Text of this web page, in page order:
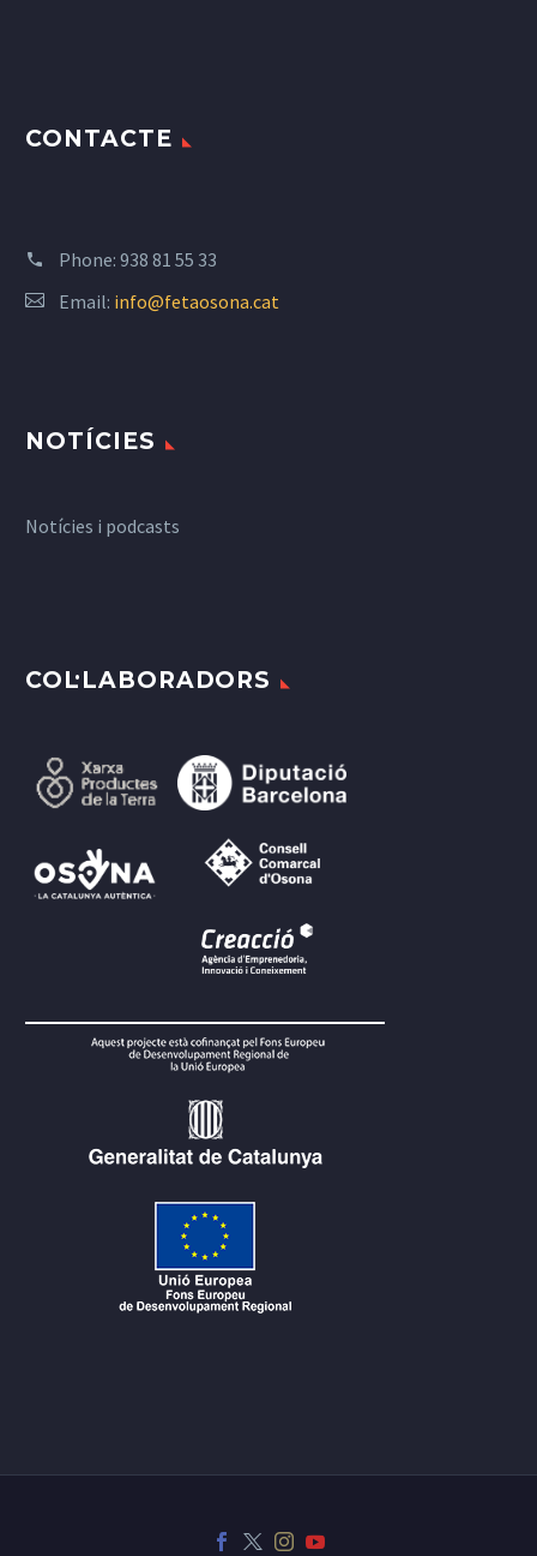
CONTACTE
Phone: 938 81 55 33
Email: info@fetaosona.cat
NOTÍCIES
Notícies i podcasts
COL·LABORADORS